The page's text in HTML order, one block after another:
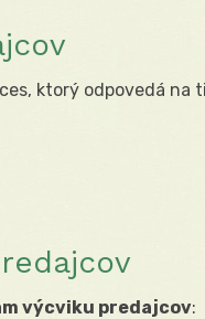
ktorý odpovedá na
výcviku predajcov: